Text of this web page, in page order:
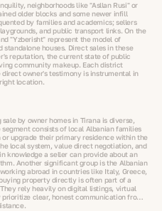
neighborhoods like "Asllan Rusi" or
older blocks and some newer infill
by families and academics; sellers
and public transport links. On the
"Yzberisht" represent the model of
houses. Direct sales in these
reputation, the current state of public
community makeup. Each district
owner's testimony is instrumental in
location.
by owner homes in Tirana is diverse,
consists of local Albanian families
upgrade their primary residence within the
local system, value direct negotiation, and
knowledge a seller can provide about an
Another significant group is the Albanian
abroad in countries like Italy, Greece,
property directly is often part of a
rely heavily on digital listings, virtual
clear, honest communication from